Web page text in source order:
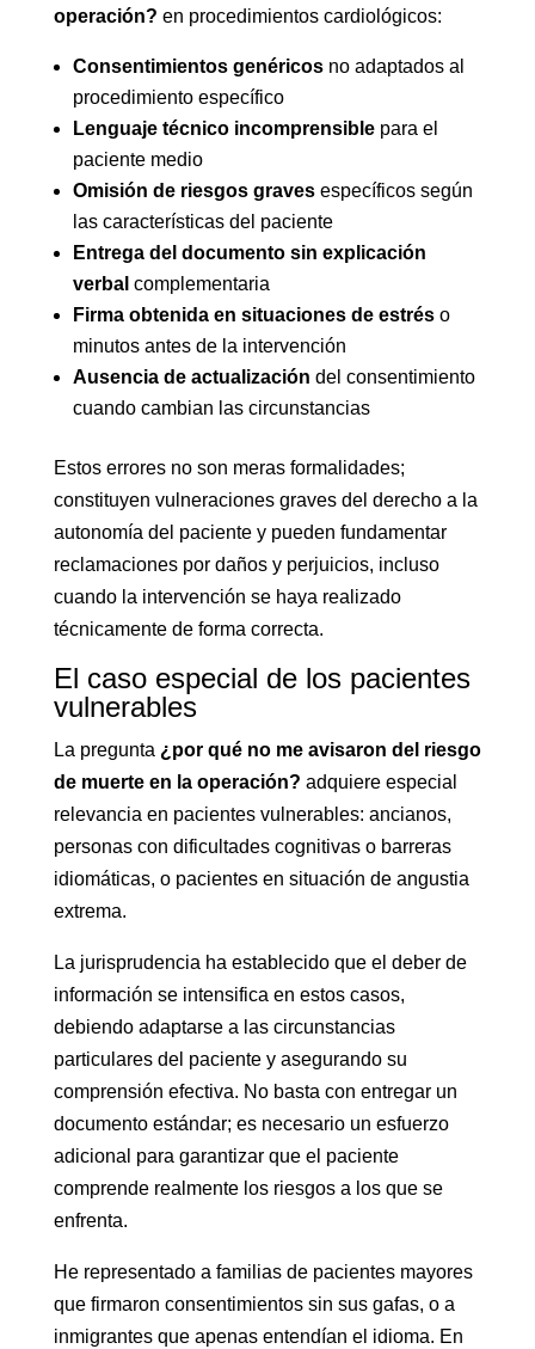
operación? en procedimientos cardiológicos:
Consentimientos genéricosno adaptados al
procedimiento específico
Lenguaje técnico incomprensiblepara el
paciente medio
Omisión de riesgos gravesespecíficos según
las características del paciente
Entrega del documento sin explicación
verbal complementaria
Firma obtenida en situaciones de estréso
minutos antes de la intervención
Ausencia de actualización del consentimiento
cuando cambian las circunstancias
Estos errores no son meras formalidades;
constituyen vulneraciones graves del derecho a la
autonomía del paciente y pueden fundamentar
reclamaciones por daños y perjuicios, incluso
cuando la intervención se haya realizado
técnicamente de forma correcta.
El caso especial de los pacientes
vulnerables
La pregunta ¿por qué no me avisaron del riesgo
de muerte en la operación? adquiere especial
relevancia en pacientes vulnerables: ancianos,
personas con dificultades cognitivas o barreras
idiomáticas, o pacientes en situación de angustia
extrema.
La jurisprudencia ha establecido que el deber de
información se intensifica en estos casos,
debiendo adaptarse a las circunstancias
particulares del paciente y asegurando su
comprensión efectiva. No basta con entregar un
documento estándar; es necesario un esfuerzo
adicional para garantizar que el paciente
comprende realmente los riesgos a los que se
enfrenta.
He representado a familias de pacientes mayores
que firmaron consentimientos sin sus gafas, o a
inmigrantes que apenas entendían el idioma. En